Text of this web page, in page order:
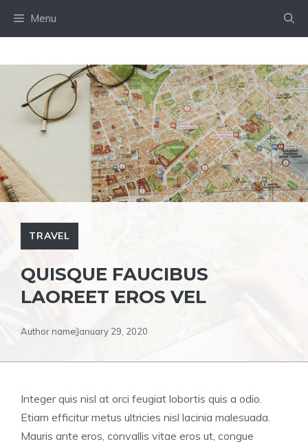
Menu
TRAVEL
QUISQUE FAUCIBUS
LAOREET EROS VEL
Author nameJanuary 29, 2020
Integer quis nisl at orci feugiat lobortis quis a odio.
Etiam efficitur metus ultricies nisl lacinia malesuada.
Mauris ante eros, convallis vitae eros ut, congue